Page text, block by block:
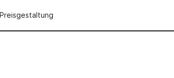
Preisgestaltung